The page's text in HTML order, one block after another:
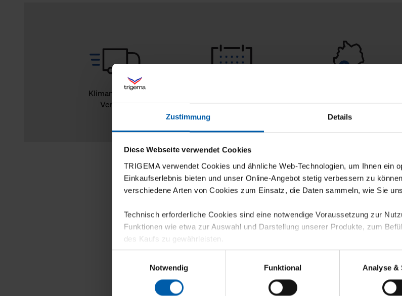
Zustimmung Details
Diese Webseite verwendet Cookies
TRIGEMA verwendet Cookies und ähnliche Web-Technologien, um Ihnen ein
Einkaufserlebnis bieten und unser Online-Angebot stetig verbessern zu
verschiedene Arten von Cookies zum Einsatz, die Daten sammeln, wie Sie
Technisch erforderliche Cookies sind eine notwendige Voraussetzung zur
Funktionen wie etwa zur Auswahl und Darstellung unserer Produkte, zum
des Kaufs zu gewährleisten.
Für die Darstellung personalisierter Angebote, Anzeigen und Inhalte aufgrund
sowie für Marketing-, Statistik- und Tracking-Zwecke zur Analyse und
personenbezogene Informationen. Diese übermitteln wir in anonymisierter
Notwendig
Funktional Analyse &
Klimaneutraler
Versand
Rückgaberecht
Burladingen